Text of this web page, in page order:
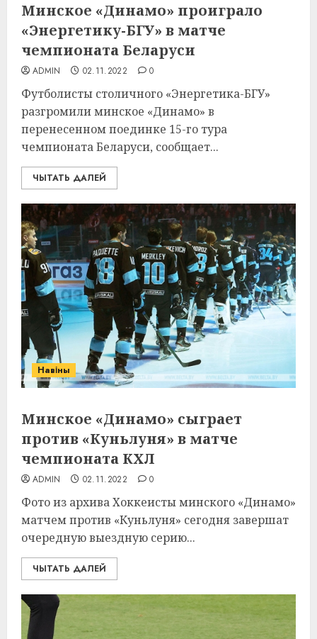
Минское «Динамо» проиграло
«Энергетику-БГУ» в матче
чемпионата Беларуси
ADMIN 02.11.2022 0
Футболисты столичного «Энергетика-БГУ»
разгромили минское «Динамо» в
перенесенном поединке 15-го тура
чемпионата Беларуси, сообщает...
ЧЫТАТЬ ДАЛЕЙ
Навіны
Минское «Динамо» сыграет
против «Куньлуня» в матче
чемпионата КХЛ
ADMIN 02.11.2022 0
Фото из архива Хоккеисты минского «Динамо»
матчем против «Куньлуня» сегодня завершат
очередную выездную серию...
ЧЫТАТЬ ДАЛЕЙ